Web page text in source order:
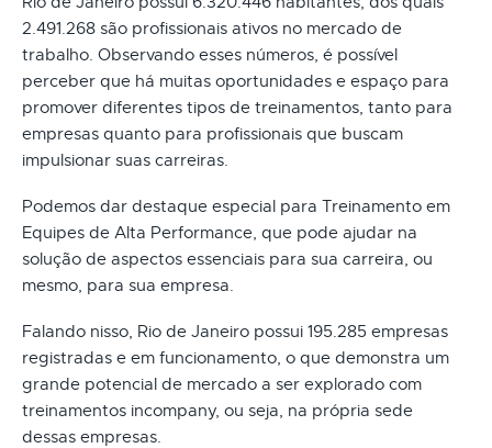
2.491.268 são profissionais ativos no mercado de
trabalho. Observando esses números, é possível
perceber que há muitas oportunidades e espaço para
promover diferentes tipos de treinamentos, tanto para
empresas quanto para profissionais que buscam
impulsionar suas carreiras.
Podemos dar destaque especial para Treinamento em
Equipes de Alta Performance, que pode ajudar na
solução de aspectos essenciais para sua carreira, ou
mesmo, para sua empresa.
Falando nisso, Rio de Janeiro possui 195.285 empresas
registradas e em funcionamento, o que demonstra um
grande potencial de mercado a ser explorado com
treinamentos incompany, ou seja, na própria sede
dessas empresas.